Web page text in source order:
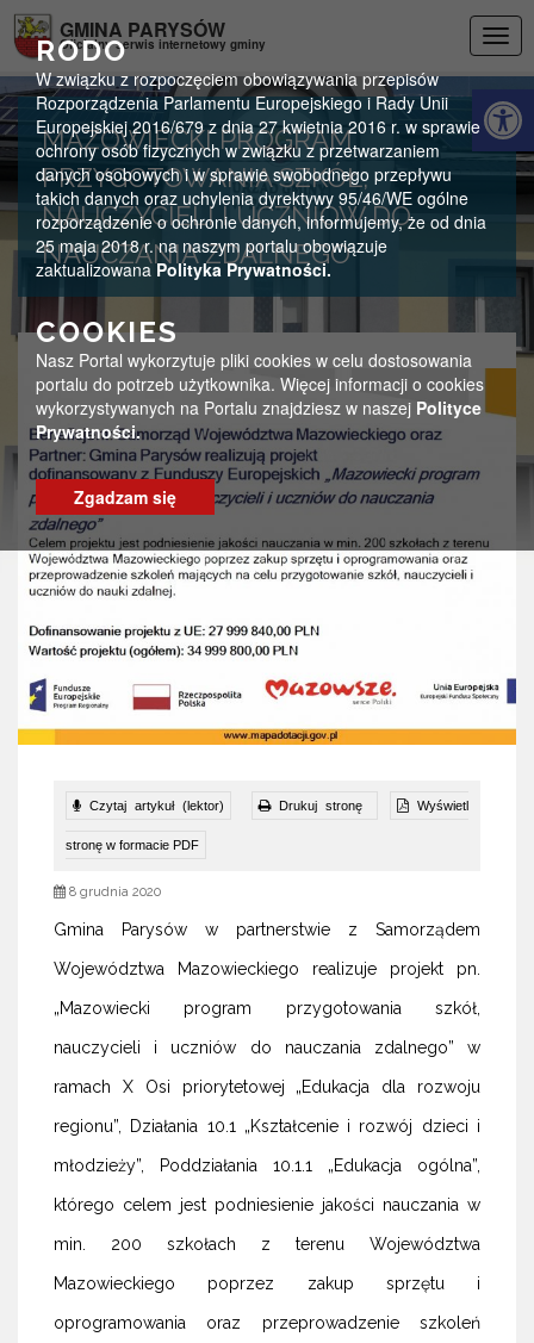
RODO
W związku z rozpoczęciem obowiązywania przepisów
Rozporządzenia Parlamentu Europejskiego i Rady Unii
Europejskiej 2016/679 z dnia 27 kwietnia 2016 r. w sprawie
ochrony osób fizycznych w związku z przetwarzaniem
danych osobowych i w sprawie swobodnego przepływu
takich danych oraz uchylenia dyrektywy 95/46/WE ogólne
rozporządzenie o ochronie danych, informujemy, że od dnia
25 maja 2018 r. na naszym portalu obowiązuje
zaktualizowanaPolityka Prywatności.
COOKIES
Nasz Portal wykorzytuje pliki cookies w celu dostosowania
portalu do potrzeb użytkownika. Więcej informacji o cookies
wykorzystywanych na Portalu znajdziesz w naszej Polityce
Prywatności.
Zgadzam się
GMINA PARYSÓW
Oficjalny serwis internetowy gminy
MAZOWIECKI PROGRAM
PRZYGOTOWANIA SZKÓŁ,
NAUCZYCIELI I UCZNIÓW DO
NAUCZANIA ZDALNEGO
Czytaj artykuł (lektor) Drukuj stronę Wyświetl
stronę w formacie PDF
8 grudnia 2020
Gmina Parysów w partnerstwie z Samorządem
Województwa Mazowieckiego realizuje projekt pn.
„Mazowiecki program przygotowania szkół,
nauczycieli i uczniów do nauczania zdalnego” w
ramach X Osi priorytetowej „Edukacja dla rozwoju
regionu”, Działania 10.1 „Kształcenie i rozwój dzieci i
młodzieży”, Poddziałania 10.1.1 „Edukacja ogólna”,
którego celem jest podniesienie jakości nauczania w
min. 200 szkołach z terenu Województwa
Mazowieckiego poprzez zakup sprzętu i
oprogramowania oraz przeprowadzenie szkoleń